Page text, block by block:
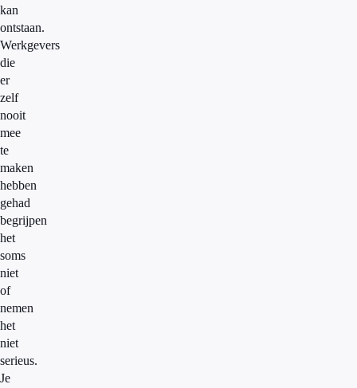
kan
ontstaan.
Werkgevers
die
er
zelf
nooit
mee
te
maken
hebben
gehad
begrijpen
het
soms
niet
of
nemen
het
niet
serieus.
Je